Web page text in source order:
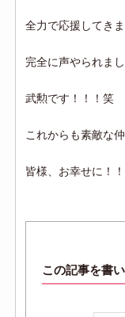
全力で応援してき
完全に声やられま
武勲です！！！笑
これからも素敵な
皆様、お幸せに！！
この記事を書